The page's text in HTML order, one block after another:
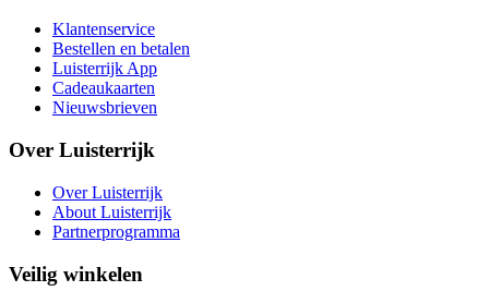
Klantenservice
Bestellen en betalen
Luisterrijk App
Cadeaukaarten
Nieuwsbrieven
Over Luisterrijk
Over Luisterrijk
About Luisterrijk
Partnerprogramma
Veilig winkelen